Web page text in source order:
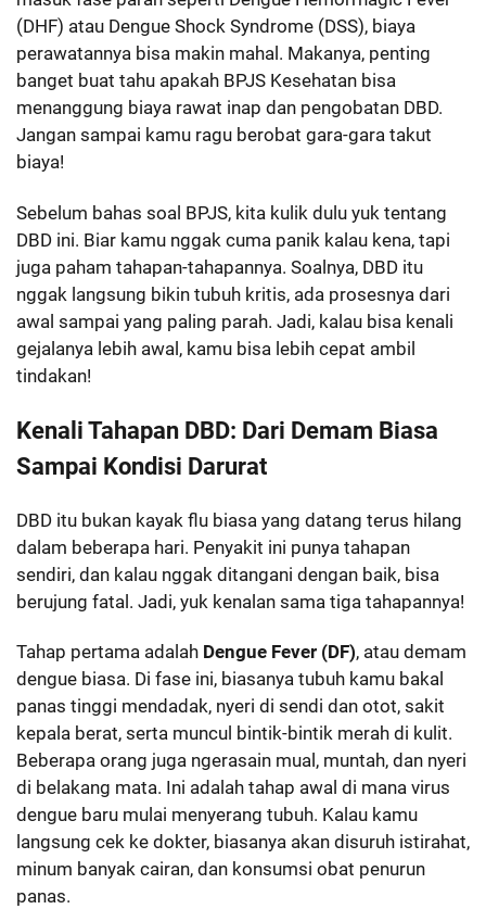
(DHF) atau Dengue Shock Syndrome (DSS), biaya
perawatannya bisa makin mahal. Makanya, penting
banget buat tahu apakah BPJS Kesehatan bisa
menanggung biaya rawat inap dan pengobatan DBD.
Jangan sampai kamu ragu berobat gara-gara takut
biaya!
Sebelum bahas soal BPJS, kita kulik dulu yuk tentang
DBD ini. Biar kamu nggak cuma panik kalau kena, tapi
juga paham tahapan-tahapannya. Soalnya, DBD itu
nggak langsung bikin tubuh kritis, ada prosesnya dari
awal sampai yang paling parah. Jadi, kalau bisa kenali
gejalanya lebih awal, kamu bisa lebih cepat ambil
tindakan!
Kenali Tahapan DBD: Dari Demam Biasa
Sampai Kondisi Darurat
DBD itu bukan kayak flu biasa yang datang terus hilang
dalam beberapa hari. Penyakit ini punya tahapan
sendiri, dan kalau nggak ditangani dengan baik, bisa
berujung fatal. Jadi, yuk kenalan sama tiga tahapannya!
Tahap pertama adalah Dengue Fever (DF), atau demam
dengue biasa. Di fase ini, biasanya tubuh kamu bakal
panas tinggi mendadak, nyeri di sendi dan otot, sakit
kepala berat, serta muncul bintik-bintik merah di kulit.
Beberapa orang juga ngerasain mual, muntah, dan nyeri
di belakang mata. Ini adalah tahap awal di mana virus
dengue baru mulai menyerang tubuh. Kalau kamu
langsung cek ke dokter, biasanya akan disuruh istirahat,
minum banyak cairan, dan konsumsi obat penurun
panas.